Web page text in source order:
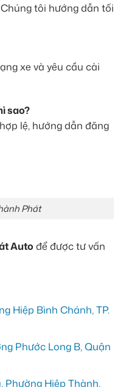
tôi hướng dẫn tối
xe và yêu cầu cài
sao?
lệ, hướng dẫn đăng
Phát
Auto để được tư vấn
Hiệp Bình Chánh, TP.
Phước Long B, Quận
Phường Hiệp Thành,